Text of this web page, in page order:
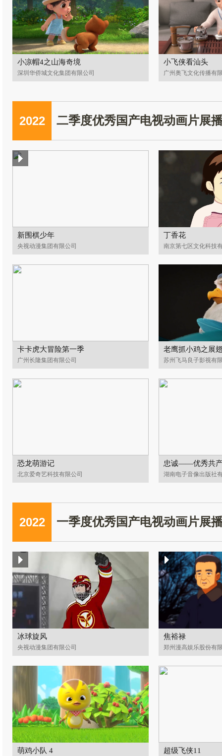
小凉帽4之山海奇境
深圳华侨城文化集团有限公司
小飞侠看汕头
广州奥飞文化传播有
2022 二季度优秀国产电视动画片展
新围棋少年
央视动漫集团有限公司
丁香花
南京第七区文化科技
卡卡虎大冒险第一季
广州长隆集团有限公司
老鹰抓小鸡之展
苏州飞马良子影视有
恐龙萌游记
北京爱奇艺科技有限公司
忠诚——优秀共
湖南电子音像出版社
2022 一季度优秀国产电视动画片展
冰球旋风
央视动漫集团有限公司
焦裕禄
郑州漫高娱乐股份有
萌鸡小队 4 超级飞侠11